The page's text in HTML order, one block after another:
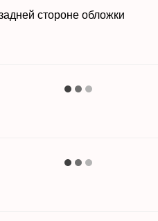
стороне обложки